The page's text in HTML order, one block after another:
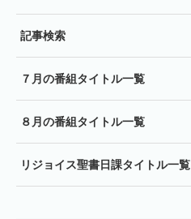
記事検索
７月の番組タイトル一覧
８月の番組タイトル一覧
リジョイス聖書日課タイトル一覧